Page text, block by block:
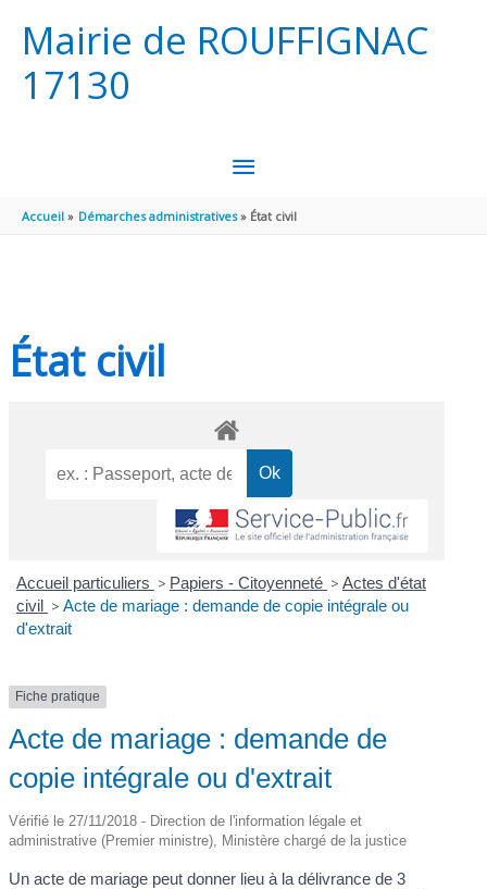
Mairie de ROUFFIGNAC
17130
MENU
PRINCIPAL
Accueil Démarches administratives État civil
État civil
Accueil particuliers > Papiers - Citoyenneté > Actes d'état
civil > Acte de mariage : demande de copie intégrale ou
d'extrait
Fiche pratique
Acte de mariage : demande de
copie intégrale ou d'extrait
Vérifié le 27/11/2018 - Direction de l'information légale et
administrative (Premier ministre), Ministère chargé de la justice
Un acte de mariage peut donner lieu à la délivrance de 3